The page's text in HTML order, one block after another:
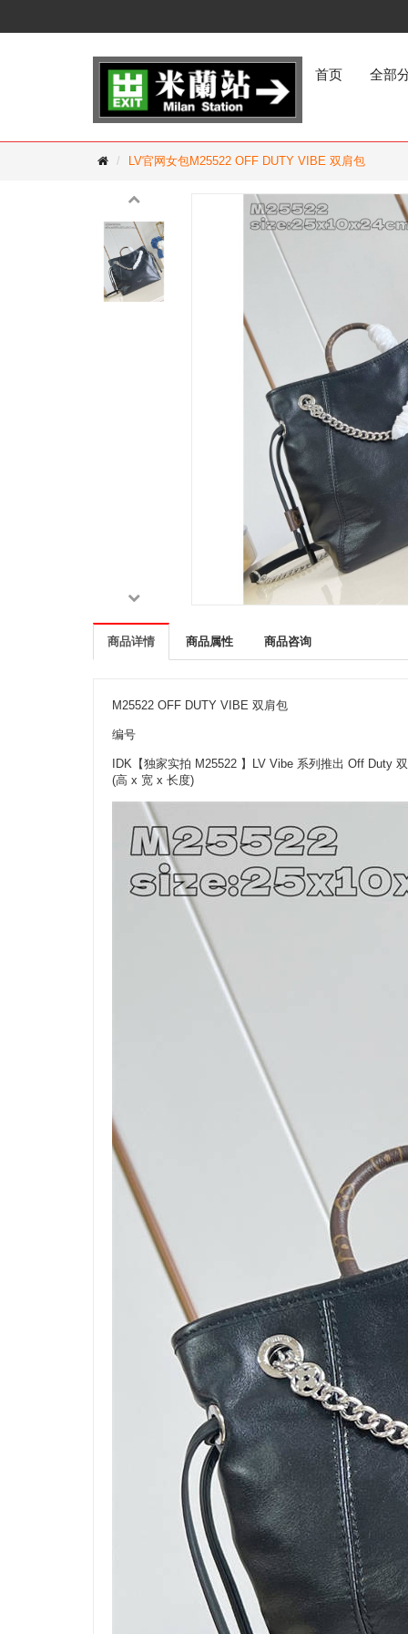
首页 全部
LV官网女包M25522 OFF DUTY VIBE 双肩包
商品详情 商品属性 商品咨询
M25522 OFF DUTY VIBE 双肩包
编号
IDK【独家实拍 M25522 】LV Vibe 系列推出 Off Duty
(高 x 宽 x 长度)